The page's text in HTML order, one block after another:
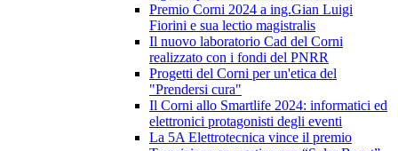
Premio Corni 2024 a ing.Gian Luigi
Fiorini e sua lectio magistralis
Il nuovo laboratorio Cad del Corni
realizzato con i fondi del PNRR
Progetti del Corni per un'etica del
"Prendersi cura"
Il Corni allo Smartlife 2024: informatici ed
elettronici protagonisti degli eventi
La 5A Elettrotecnica vince il premio